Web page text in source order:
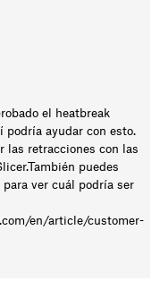
el heatbreak
podría ayudar con esto.
las retracciones con las
puedes
ver cuál podría ser
en/article/customer-